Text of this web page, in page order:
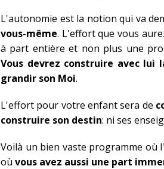
L'autonomie est la notion qui va
vous-même. L'effort que vous
à part entière et non plus une
Vous devrez construire avec lui
grandir son Moi.
L'effort pour votre enfant sera de
construire son destin: ni ses
Voilà un bien vaste programme où
où vous avez aussi une part